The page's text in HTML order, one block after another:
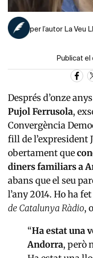
per l’autor La Veu
Publicat
Després d’onze
Pujol Ferrusola,
Convergència
fill de l’expresident
obertament que
diners familiars a
abans que el seu
l’any 2014. Ho ha
de Catalunya Ràdio,
“Ha estat una
Andorra, però